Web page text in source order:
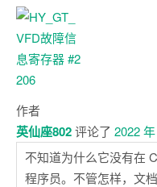
作者
英仙座802评论了 2022
不知道为什么它没有在
程序员。不管怎样，文